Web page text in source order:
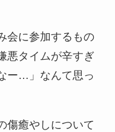
会に参加するもの
悪タイムが辛すぎ
ー…」なんて思っ
傷癒やしについて